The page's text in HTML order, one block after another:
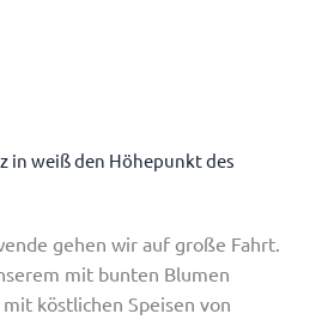
in weiß den Höhepunkt des
gehen wir auf große Fahrt.
mit bunten Blumen
köstlichen Speisen von